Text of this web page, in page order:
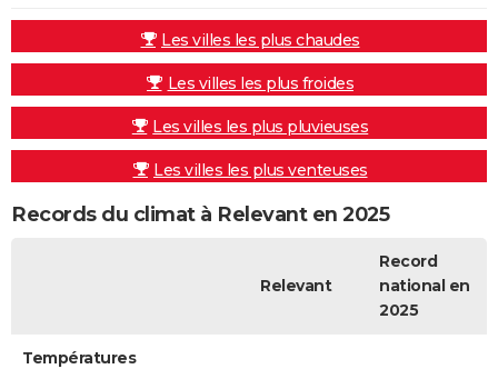
Les villes les plus chaudes
Les villes les plus froides
Les villes les plus pluvieuses
Les villes les plus venteuses
Records du climat à Relevant en 2025
Relevant
Record
national en
2025
Températures